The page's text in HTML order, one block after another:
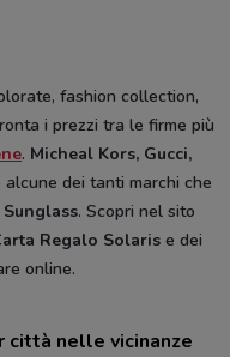
fashion collection,
i prezzi tra le firme più
. Micheal Kors, Gucci,
alcune dei tanti marchi che
. Scopri nel sito
Regalo Solaris e dei
online.
nelle vicinanze